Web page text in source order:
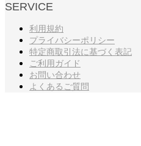
SERVICE
利用規約
プライバシーポリシー
特定商取引法に基づく表記
ご利用ガイド
お問い合わせ
よくあるご質問